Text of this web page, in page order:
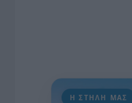
Η ΣΤΗΛΗ ΜΑΣ